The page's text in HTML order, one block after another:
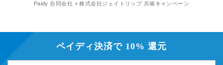
Paidy 合同会社 × 株式会社ジェイトリップ 共催キャンペーン
ペイディ決済で 10% 還元